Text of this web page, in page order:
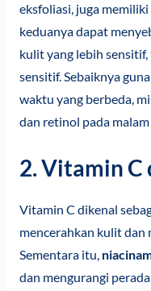
eksfoliasi, juga
keduanya dapat
kulit yang lebih
sensitif. Sebaiknya
waktu yang berbeda,
dan retinol pada
2. Vitamin C
Vitamin C dikenal
mencerahkan kulit dan
Sementara itu,
dan mengurangi